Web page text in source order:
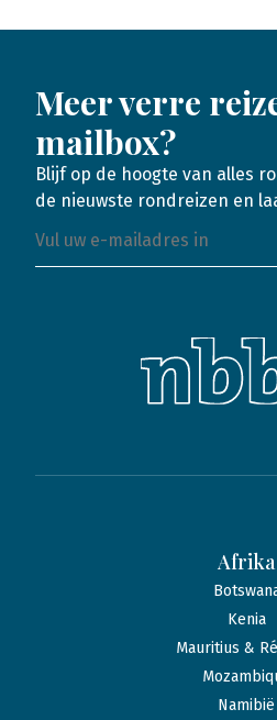
Meer verre
mailbox?
Blijf op de hoogte van alles
de nieuwste rondreizen en
Afrika
Kenia
Mauritius &
Namibië